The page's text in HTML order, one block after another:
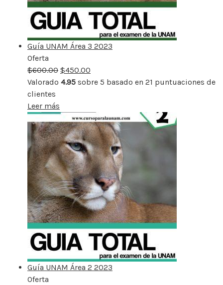
Guía UNAM Área 3 2023
Oferta
rebajado
$600.00 $450.00
Valorado 4.95 sobre 5 basado en 21 puntuaciones de
clientes
Leer más
Guía UNAM Área 2 2023
Oferta